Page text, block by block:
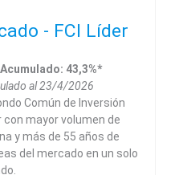
- FCI Líder
43,3%*
al 23/4/2026
Común de Inversión
mayor volumen de
y más de 55 años de
del mercado en un solo